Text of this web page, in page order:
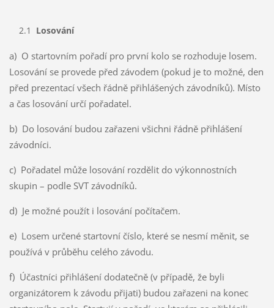
2.1 Losování
a) O startovním pořadí pro první kolo se rozhoduje losem.
Losování se provede před závodem (pokud je to možné, den
před prezentací všech řádně přihlášených závodníků). Místo
a čas losování určí pořadatel.
b) Do losování budou zařazeni všichni řádně přihlášení
závodníci.
c) Pořadatel může losování rozdělit do výkonnostních
skupin – podle SVT závodníků.
d) Je možné použít i losování počítačem.
e) Losem určené startovní číslo, které se nesmí měnit, se
používá v průběhu celého závodu.
f) Účastníci přihlášení dodatečně (v případě, že byli
organizátorem k závodu přijati) budou zařazeni na konec